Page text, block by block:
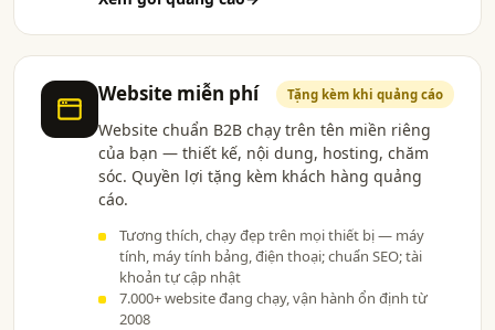
Website miễn phí Tặng kèm khi quảng cáo
Website chuẩn B2B chạy trên tên miền riêng
của bạn — thiết kế, nội dung, hosting, chăm
sóc. Quyền lợi tặng kèm khách hàng quảng
cáo.
Tương thích, chạy đẹp trên mọi thiết bị — máy
tính, máy tính bảng, điện thoại; chuẩn SEO; tài
khoản tự cập nhật
7.000+ website đang chạy, vận hành ổn định từ
2008